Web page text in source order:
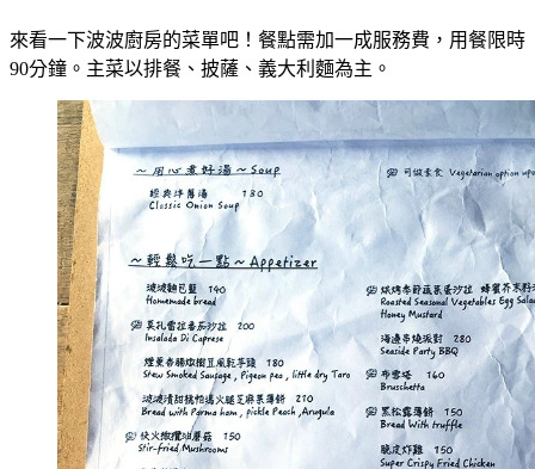
來看一下波波廚房的菜單吧！餐點需加一成服務費，用餐限時
90分鐘。主菜以排餐、披薩、義大利麵為主。